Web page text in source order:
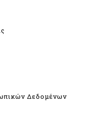
Δεδομένων